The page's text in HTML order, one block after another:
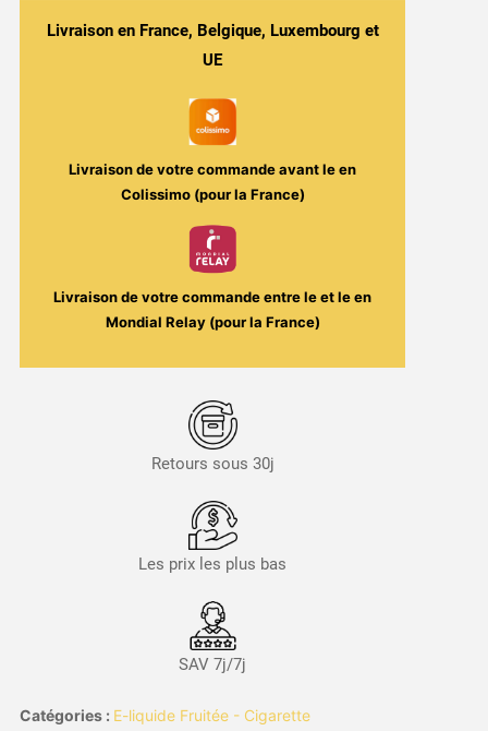
Livraison en France, Belgique, Luxembourg et
UE
Livraison de votre commande avant leen
Colissimo (pour la France)
Livraison de votre commande entre leet leen
Mondial Relay (pour la France)
Retours sous 30j
Les prix les plus bas
SAV 7j/7j
Catégories : E-liquide Fruitée - Cigarette